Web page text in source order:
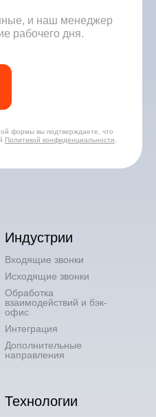
и наш менеджер
рабочего дня.
формы вы подтверждаете, что
Политикой конфиденциальности
Индустрии
Входящие звонки
Исходящие звонки
Обработка
взаимодействий и бэк-
офис
Интеграция
Дополнительные
направления
Технологии